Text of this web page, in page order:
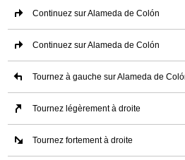
Continuez sur Alameda de Colón
Continuez sur Alameda de Colón
Tournez à gauche sur Alameda de
Tournez légèrement à droite
Tournez fortement à droite